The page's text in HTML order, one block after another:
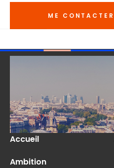
ME CONTACTER
Accueil
Ambition